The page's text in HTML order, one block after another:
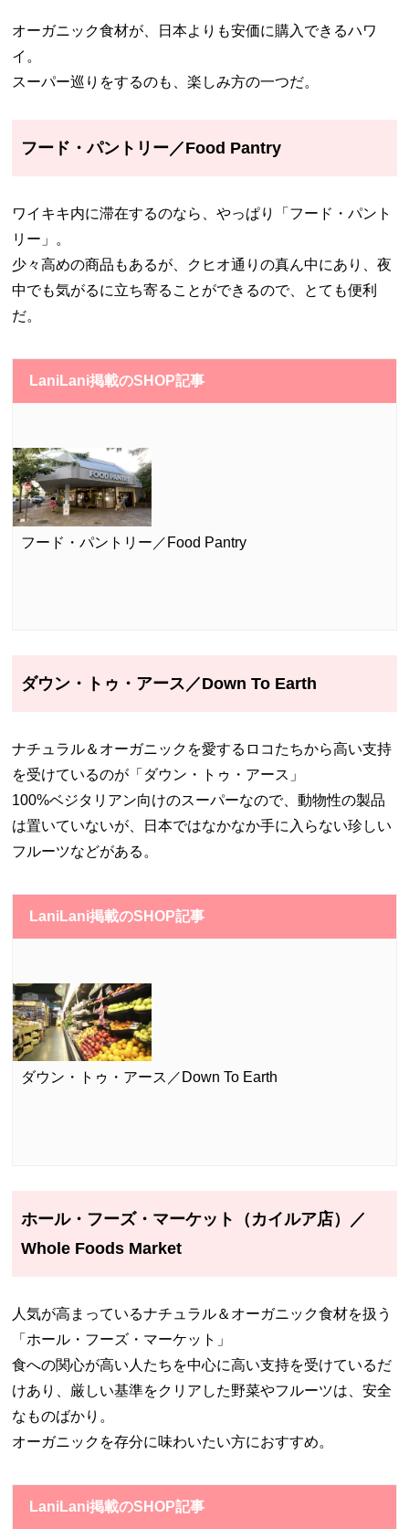
オーガニック食材が、日本よりも安価に購入できるハワ
イ。
スーパー巡りをするのも、楽しみ方の一つだ。
フード・パントリー／Food Pantry
ワイキキ内に滞在するのなら、やっぱり「フード・パント
リー」。
少々高めの商品もあるが、クヒオ通りの真ん中にあり、夜
中でも気がるに立ち寄ることができるので、とても便利
だ。
LaniLani掲載のSHOP記事
フード・パントリー／Food Pantry
ダウン・トゥ・アース／Down To Earth
ナチュラル＆オーガニックを愛するロコたちから高い支持
を受けているのが「ダウン・トゥ・アース」
100%ベジタリアン向けのスーパーなので、動物性の製品
は置いていないが、日本ではなかなか手に入らない珍しい
フルーツなどがある。
LaniLani掲載のSHOP記事
ダウン・トゥ・アース／Down To Earth
ホール・フーズ・マーケット（カイルア店）／
Whole Foods Market
人気が高まっているナチュラル＆オーガニック食材を扱う
「ホール・フーズ・マーケット」
食への関心が高い人たちを中心に高い支持を受けているだ
けあり、厳しい基準をクリアした野菜やフルーツは、安全
なものばかり。
オーガニックを存分に味わいたい方におすすめ。
LaniLani掲載のSHOP記事